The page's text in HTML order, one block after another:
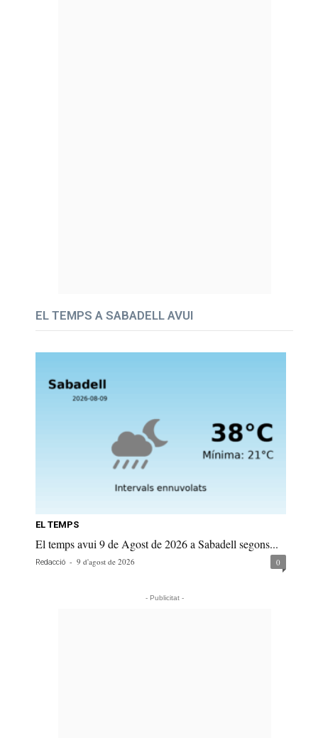
EL TEMPS A SABADELL AVUI
EL TEMPS
El temps avui 9 de Agost de 2026 a Sabadell segons...
Redacció - 9 d'agost de 2026 0
- Publicitat -